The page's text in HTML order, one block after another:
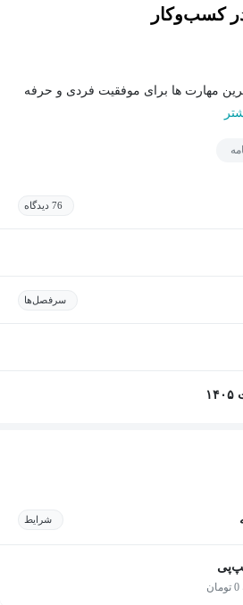
کسب‌وکار
ترین مهارت ها برای موفقیت فردی و حرفه
76 دیدگاه
سرفصل‌ها
شرایط